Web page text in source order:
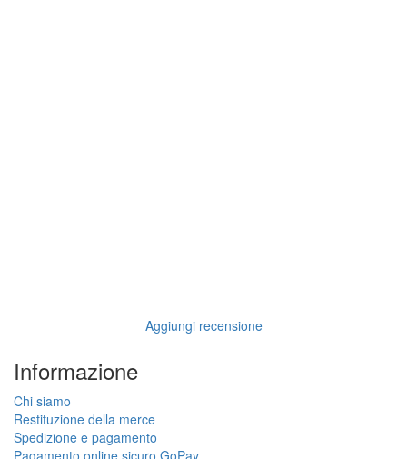
Aggiungi recensione
Informazione
Chi siamo
Restituzione della merce
Spedizione e pagamento